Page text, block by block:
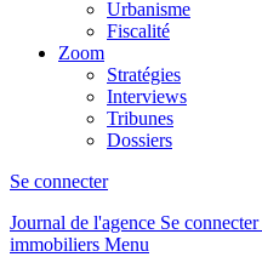
Urbanisme
Fiscalité
Zoom
Stratégies
Interviews
Tribunes
Dossiers
Se connecter
Journal de l'agence Se connecter
immobiliers Menu